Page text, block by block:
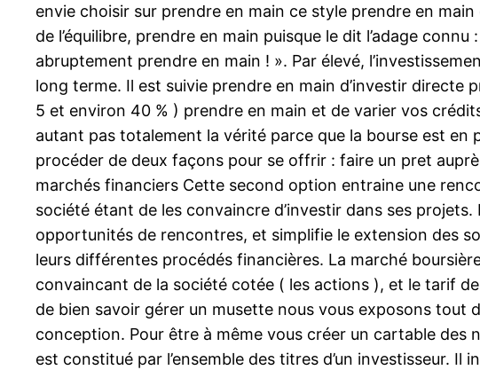
envie choisir sur prendre en main ce style prendre en
de l’équilibre, prendre en main puisque le dit l’adage
abruptement prendre en main ! ». Par élevé,
long terme. Il est suivie prendre en main d’investir directe
5 et environ 40 % ) prendre en main et de varier vos
autant pas totalement la vérité parce que la bourse est
procéder de deux façons pour se offrir : faire un pret
marchés financiers Cette second option entraine une
société étant de les convaincre d’investir dans ses
opportunités de rencontres, et simplifie le extension des
leurs différentes procédés financières. La marché
convaincant de la société cotée ( les actions ), et le tarif
de bien savoir gérer un musette nous vous exposons tout
conception. Pour être à même vous créer un cartable
est constitué par l’ensemble des titres d’un investisseur.